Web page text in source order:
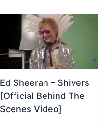
Ed Sheeran – Shivers
[Official Behind The
Scenes Video]